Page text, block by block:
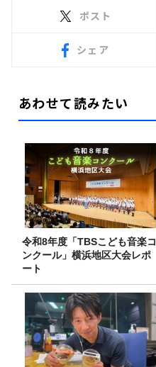
ポスト
シェア
あわせて読みたい
令和8年度「TBSこども音楽コ
ンクール」横浜地区大会レポ
ート